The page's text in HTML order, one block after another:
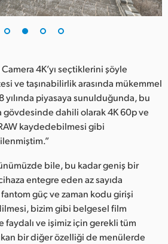
4K’yı seçtiklerini şöyle
ve taşınabilirlik arasında mükemmel
yılında piyasaya sunulduğunda, bu
gövdesinde dahili olarak 4K 60p ve
kaydedebilmesi gibi
bile, bu kadar geniş bir
entegre eden az sayıda
güç ve zaman kodu girişi
bizim gibi belgesel film
faydalı ve işimiz için gerekli tüm
bir diğer özelliği de menülerde